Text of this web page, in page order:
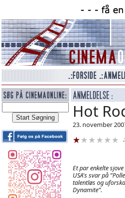
Hot
23. november
Et par enkelte
USA's svar på
talentløs og
Dynamite”.